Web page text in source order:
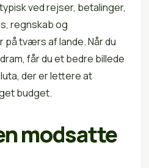
ved rejser, betalinger,
regnskab og
på tværs af lande. Når du
får du et bedre billede
der er lettere at
budget.
modsatte